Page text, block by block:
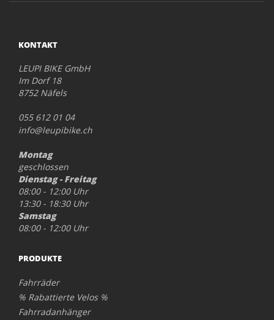
KONTAKT
LEUPI BIKE GmbH
Im Dorf 18
8752 Näfels
055 612 01 04
info@leupibike.ch
Montag
geschlossen
Dienstag - Freitag
08:00 - 12:00 Uhr
13:30 - 18:30 Uhr
Samstag
08:00 - 12:00 Uhr
PRODUKTE
Fahrräder
% Rabattierte Velos %
Fahrradanhänger